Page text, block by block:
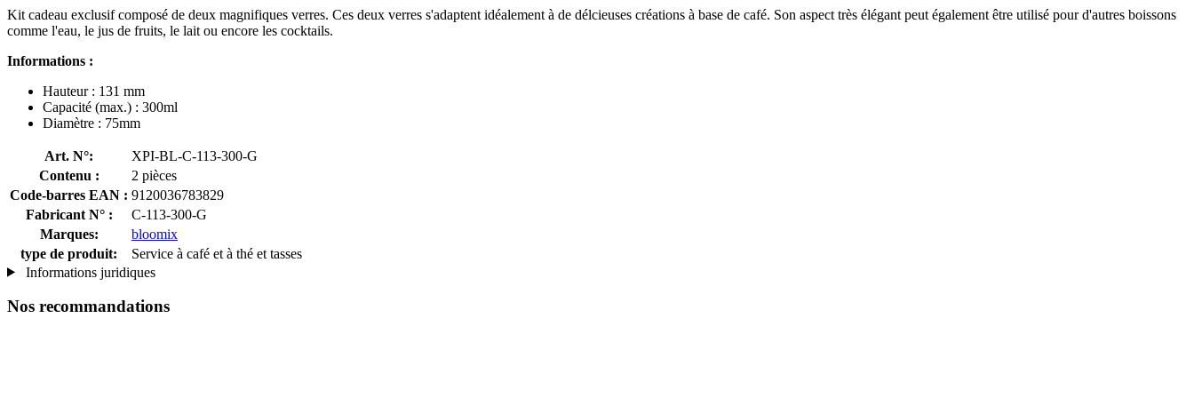
Kit cadeau exclusif composé de deux magnifiques verres. Ces deux verres s'adaptent idéalement à de délcieuses créations à base de café. Son aspect très élégant peut également être utilisé pour d'autres boissons
comme l'eau, le jus de fruits, le lait ou encore les cocktails.
Informations :
Hauteur : 131 mm
Capacité (max.) : 300ml
Diamètre : 75mm
Art. N°:
XPI-BL-C-113-300-G
Contenu :
2 pièces
Code-barres EAN : 9120036783829
Fabricant N° :
C-113-300-G
Marques:
bloomix
type de produit:
Service à café et à thé et tasses
Informations juridiques
Nos recommandations